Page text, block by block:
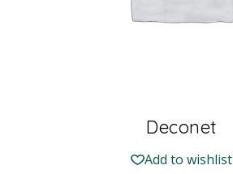
Deconet
Add to wishlist